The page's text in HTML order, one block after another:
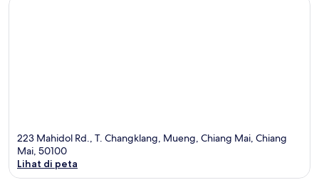
223 Mahidol Rd., T. Changklang, Mueng, Chiang Mai, Chiang
Mai, 50100
Lihat di peta